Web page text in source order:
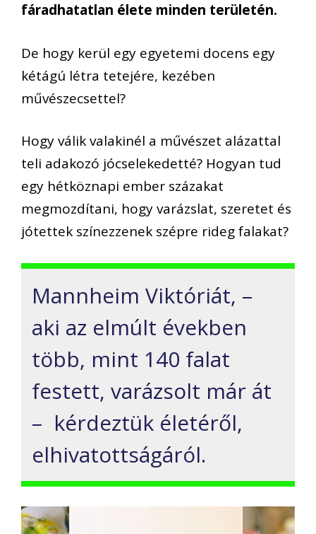
fáradhatatlan élete minden területén.
De hogy kerül egy egyetemi docens egy
kétágú létra tetejére, kezében
művészecsettel?
Hogy válik valakinél a művészet alázattal
teli adakozó jócselekedetté? Hogyan tud
egy hétköznapi ember százakat
megmozdítani, hogy varázslat, szeretet és
jótettek színezzenek szépre rideg falakat?
Mannheim Viktóriát, –
aki az elmúlt években
több, mint 140 falat
festett, varázsolt már át
– kérdeztük életéről,
elhivatottságáról.